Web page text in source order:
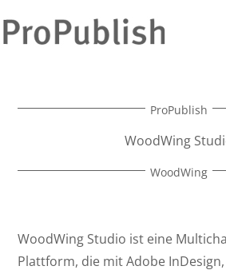
Inhalt
ProPublish
WoodWing
WoodWing
WoodWing Studio ist eine
Plattform, die mit Adobe
Durch die weitere Nutzung der Seite